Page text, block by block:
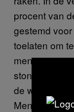
procent van
gestemd
toelaten om
mensen te
stonden niet
de witte
Mensen